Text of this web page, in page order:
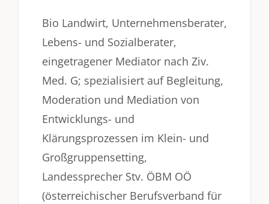
Bio Landwirt, Unternehmensberater,
Lebens- und Sozialberater,
eingetragener Mediator nach Ziv.
Med. G; spezialisiert auf Begleitung,
Moderation und Mediation von
Entwicklungs- und
Klärungsprozessen im Klein- und
Großgruppensetting,
Landessprecher Stv. ÖBM OÖ
(österreichischer Berufsverband für